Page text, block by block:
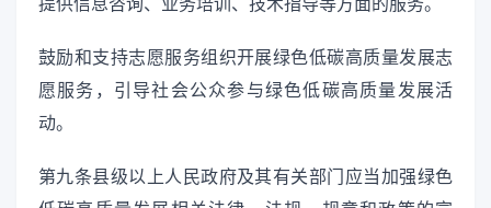
鼓励和支持志愿服务组织开展绿色低碳高质量发展志
愿服务，引导社会公众参与绿色低碳高质量发展活
动。
第九条县级以上人民政府及其有关部门应当加强绿色